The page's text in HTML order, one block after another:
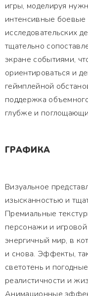
игры, моделируя
интенсивные
исследовательских
тщательно
экране событиями,
ориентироваться и
геймплейной
поддержка
глубже и
ГРАФИКА
Визуальное
изысканностью и
Премиальные
персонажи и
энергичный мир, в
и снова. Эффекты,
светотень и
реалистичности и